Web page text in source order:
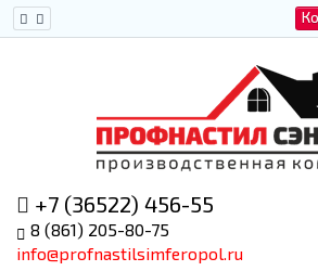
+7 (36522) 456-55
8 (861) 205-80-75
info@profnastilsimferopol.ru